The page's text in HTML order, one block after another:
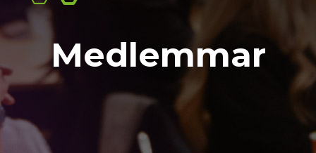
Medlemmar